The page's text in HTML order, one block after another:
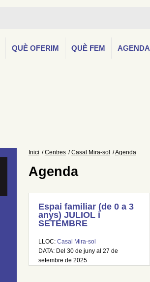
QUÈ OFERIM QUÈ FEM AGENDA
Inici Centres Casal Mira-sol Agenda
Agenda
Espai familiar (de 0 a 3
anys) JULIOL i
SETEMBRE
LLOC: Casal Mira-sol
DATA: Del 30 de juny al 27 de
setembre de 2025